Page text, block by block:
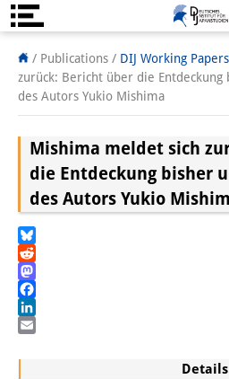
About us
Institute
Directorate
Research Team
日本語
/ Publications / DIJ Working Papers
zurück: Bericht über die Entdeckung
des Autors Yukio Mishima
Details
Mishima meldet sich
die Entdeckung bisher
des Autors Yukio
Bluesky
Reddit
Mastodon
Facebook
LinkedIn